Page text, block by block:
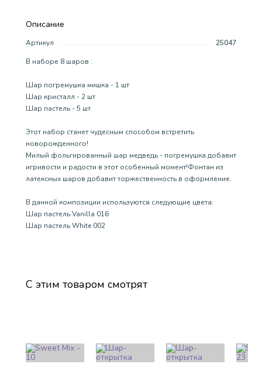
Описание
Артикул
25047
В наборе 8 шаров :
Шар погремушка мишка - 1 шт
Шар кристалл - 2 шт
Шар пастель - 5 шт
Этот набор станет чудесным способом встретить
новорожденного!
Милый фольгированный шар медведь - погремушка добавит
игривости и радости в этот особенный момент!Фонтан из
латексных шаров добавит торжественность в оформление.
В данной композиции используются следующие цвета:
Шар пастель Vanilla 016
Шар пастель White 002
С этим товаром смотрят